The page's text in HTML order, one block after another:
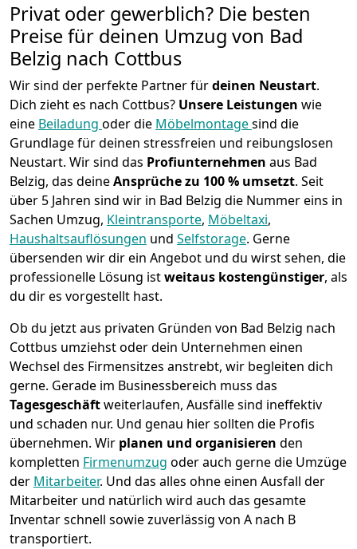
Privat oder gewerblich? Die besten
Preise für deinen Umzug von Bad
Belzig nach Cottbus
Wir sind der perfekte Partner fürdeinen Neustart.
Dich zieht es nach Cottbus? Unsere Leistungen wie
eine Beiladung oder die Möbelmontagesind die
Grundlage für deinen stressfreien und reibungslosen
Neustart. Wir sind das Profiunternehmen aus Bad
Belzig, das deineAnsprüche zu 100 % umsetzt. Seit
über 5 Jahren sind wir in Bad Belzig die Nummer eins in
Sachen Umzug, Kleintransporte, Möbeltaxi,
Haushaltsauflösungen und Selfstorage. Gerne
übersenden wir dir ein Angebot und du wirst sehen, die
professionelle Lösung istweitaus kostengünstiger, als
du dir es vorgestellt hast.
Ob du jetzt aus privaten Gründen von Bad Belzig nach
Cottbus umziehst oder dein Unternehmen einen
Wechsel des Firmensitzes anstrebt, wir begleiten dich
gerne. Gerade im Businessbereich muss das
Tagesgeschäftweiterlaufen, Ausfälle sind ineffektiv
und schaden nur. Und genau hier sollten die Profis
übernehmen. Wir planen und organisieren den
kompletten Firmenumzug oder auch gerne die Umzüge
der Mitarbeiter. Und das alles ohne einen Ausfall der
Mitarbeiter und natürlich wird auch das gesamte
Inventar schnell sowie zuverlässig von A nach B
transportiert.